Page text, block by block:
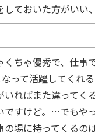
しておいた方がいい
くちゃ優秀で、仕事
って活躍してくれ
いればまた違ってく
ですけど。…でもや
場に持ってくるのは